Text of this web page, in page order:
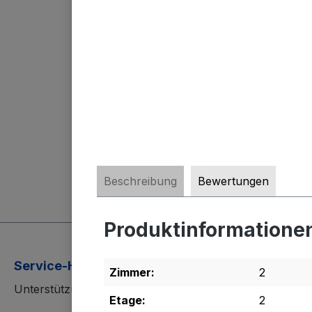
Beschreibung Bewertungen
Zimmer:
2
Etage:
2
Service-Hotline
Unterstützung und Beratung unter: